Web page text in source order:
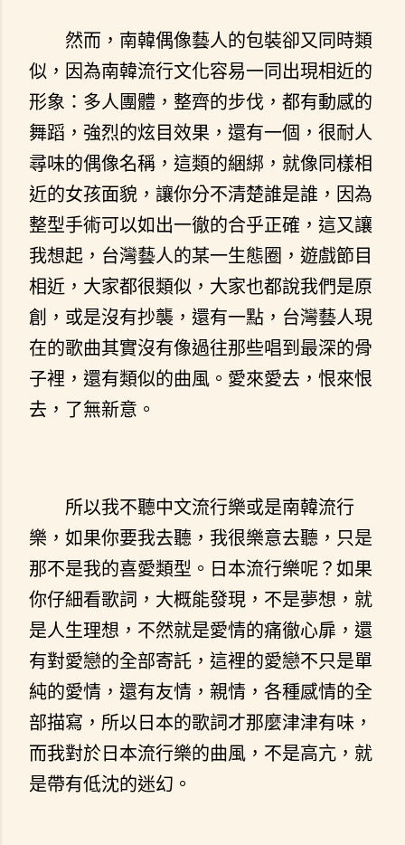
然而，南韓偶像藝人的包裝卻又同時類
似，因為南韓流行文化容易一同出現相近的
形象：多人團體，整齊的步伐，都有動感的
舞蹈，強烈的炫目效果，還有一個，很耐人
尋味的偶像名稱，這類的綑綁，就像同樣相
近的女孩面貌，讓你分不清楚誰是誰，因為
整型手術可以如出一徹的合乎正確，這又讓
我想起，台灣藝人的某一生態圈，遊戲節目
相近，大家都很類似，大家也都說我們是原
創，或是沒有抄襲，還有一點，台灣藝人現
在的歌曲其實沒有像過往那些唱到最深的骨
子裡，還有類似的曲風。愛來愛去，恨來恨
去，了無新意。
所以我不聽中文流行樂或是南韓流行
樂，如果你要我去聽，我很樂意去聽，只是
那不是我的喜愛類型。日本流行樂呢？如果
你仔細看歌詞，大概能發現，不是夢想，就
是人生理想，不然就是愛情的痛徹心扉，還
有對愛戀的全部寄託，這裡的愛戀不只是單
純的愛情，還有友情，親情，各種感情的全
部描寫，所以日本的歌詞才那麼津津有味，
而我對於日本流行樂的曲風，不是高亢，就
是帶有低沈的迷幻。